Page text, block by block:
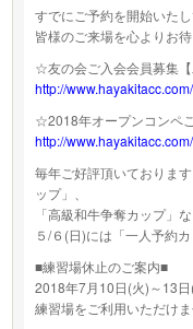
すでにご予約を開始いたし
皆様のご来場を心よりお待
☆友の会ご入会会員募集【
http://
☆2018年オープンコンペ
http://
毎年ご好評頂いておりま
ップ」、
「高級和牛争奪カップ」
５/６(日)には「一人予約
■練習場休止のご案内■
2018年7月10日(火)～13
練習場をご利用いただけ